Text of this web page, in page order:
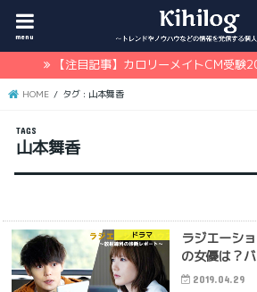
menu
【注目記事】カロリーメイトCM受験
HOME タグ : 山本舞香
山本舞香
ドラマ
ラジエーシ
の女優は？
2019.04.29